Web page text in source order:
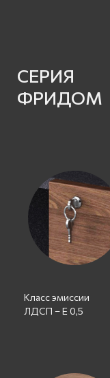
СЕРИЯ
ФРИДОМ
Класс эмиссии
ЛДСП – Е 0,5